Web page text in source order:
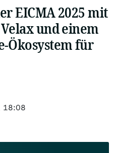
EICMA 2025 mit
und einem
Ökosystem für
18:08